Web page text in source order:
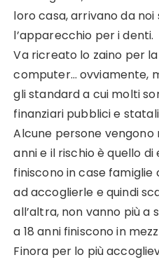
loro casa, arrivano da noi
l’apparecchio per i denti.
Va ricreato lo zaino per
computer… ovviamente,
gli standard a cui molti
finanziari pubblici e
Alcune persone vengono
anni e il rischio è quello
finiscono in case
ad accoglierle e quindi
all’altra, non vanno più a
a 18 anni finiscono in
Finora per lo più